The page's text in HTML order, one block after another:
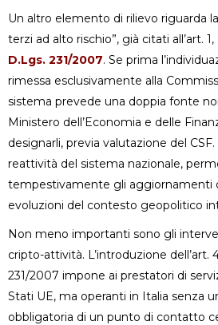
Un altro elemento di rilievo riguarda
terzi ad alto rischio”, già citati all’art.
D.Lgs. 231/2007. Se prima
rimessa esclusivamente alla
sistema prevede una doppia fonte
Ministero dell’Economia e delle
designarli, previa valutazione del CSF.
reattività del sistema nazionale,
tempestivamente gli aggiornamenti
evoluzioni del contesto geopolitico
Non meno importanti sono gli
cripto-attività. L’introduzione dell’art.
231/2007 impone ai prestatori di
Stati UE, ma operanti in Italia senza
obbligatoria di un punto di contatto